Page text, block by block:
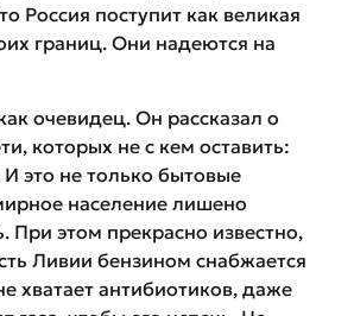
Россия поступит как великая
границ. Они надеются на
очевидец. Он рассказал о
которых не с кем оставить:
это не только бытовые
население лишено
При этом прекрасно известно,
Ливии бензином снабжается
хватает антибиотиков, даже